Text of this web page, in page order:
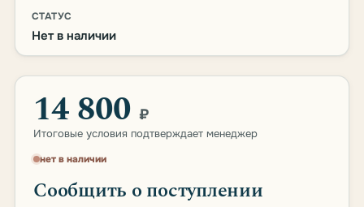
СТАТУС
Нет в наличии
14 800 ₽
Итоговые условия подтверждает менеджер
нет в наличии
Сообщить о поступлении